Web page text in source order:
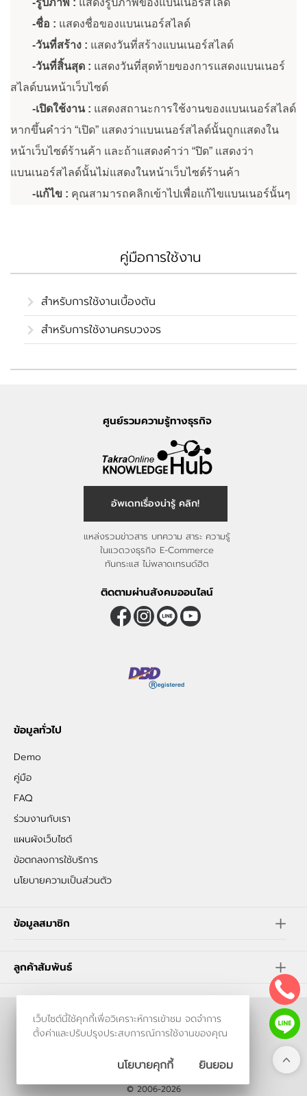
-รูปภาพ : แสดงรูปภาพของแบนเนอร์สไลด์
-ชื่อ : แสดงชื่อของแบนเนอร์สไลด์
-วันที่สร้าง : แสดงวันที่สร้างแบนเนอร์สไลด์
-วันที่สิ้นสุด : แสดงวันที่สุดท้ายของการแสดงแบนเนอร์
สไลด์บนหน้าเว็บไซต์
-เปิดใช้งาน : แสดงสถานะการใช้งานของแบนเนอร์สไลด์
หากขึ้นคำว่า “เปิด” แสดงว่าแบนเนอร์สไลด์นั้นถูกแสดงใน
หน้าเว็บไซต์ร้านค้า และถ้าแสดงคำว่า “ปิด” แสดงว่า
แบนเนอร์สไลด์นั้นไม่แสดงในหน้าเว็บไซต์ร้านค้า
-แก้ไข : คุณสามารถคลิกเข้าไปเพื่อแก้ไขแบนเนอร์นั้นๆ
คู่มือการใช้งาน
สำหรับการใช้งานเบื้องต้น
สำหรับการใช้งานครบวงจร
ศูนย์รวมความรู้ทางธุรกิจ
อัพเดทเรื่องน่ารู้ คลิก!
แหล่งรวมข่าวสาร บทความ สาระ ความรู้
ในแวดวงธุรกิจ E-Commerce
ทันกระแส ไม่พลาดเทรนด์ฮิต
ติดตามผ่านสังคมออนไลน์
ข้อมูลทั่วไป
Demo
คู่มือ
FAQ
ร่วมงานกับเรา
แผนผังเว็บไซต์
ข้อตกลงการใช้บริการ
นโยบายความเป็นส่วนตัว
ข้อมูลสมาชิก
ลูกค้าสัมพันธ์
ร้านค้าออนไลน์
© 2006-2026
เว็บไซต์นี้ใช้คุกกี้เพื่อวิเคราะห์การเข้าชม จดจำการ
ตั้งค่าและปรับปรุงประสบการณ์การใช้งานของคุณ
นโยบายคุกกี้ ยินยอม